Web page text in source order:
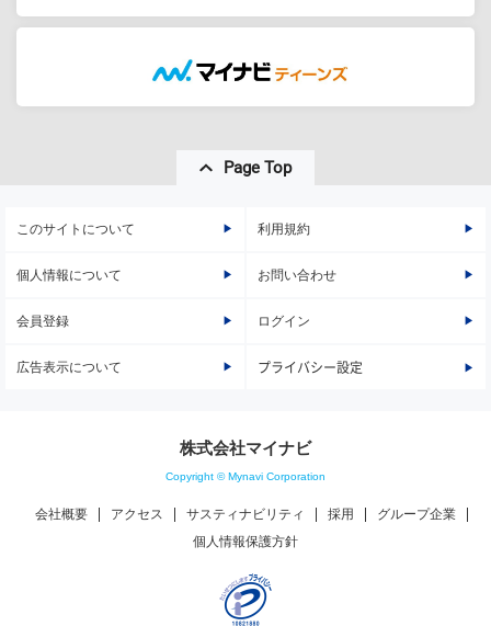
Page Top
このサイトについて 利用規約
個人情報について お問い合わせ
会員登録 ログイン
広告表示について プライバシー設定
株式会社マイナビ
Copyright © Mynavi Corporation
会社概要 アクセス サスティナビリティ 採用
グループ企業
個人情報保護方針